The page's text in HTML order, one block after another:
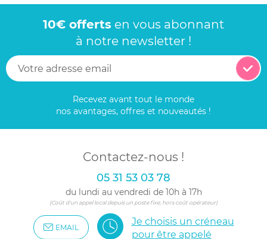
10€ offerts en vous abonnant
à notre newsletter !
Recevez avant tout le monde
nos avantages, offres et nouveautés !
Contactez-nous !
05 31 53 03 78
du lundi au vendredi de 10h à 17h
(Coût d'un appel local depuis un poste fixe, hors coût opérateur)
EMAIL
Je choisis un créneau
pour être appelé